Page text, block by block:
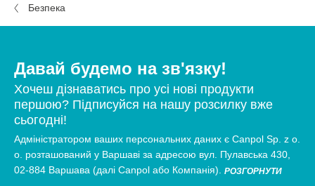
Безпека
Давай будемо на зв'язку!
Хочеш дізнаватись про усі нові продукти
першою? Підписуйся на нашу розсилку вже
сьогодні!
Адміністратором ваших персональних даних є Canpol Sp. z o.
о. розташований у Варшаві за адресою вул. Пулавська 430,
02-884 Варшава (далі Canpol або Компанія). РОЗГОРНУТИ